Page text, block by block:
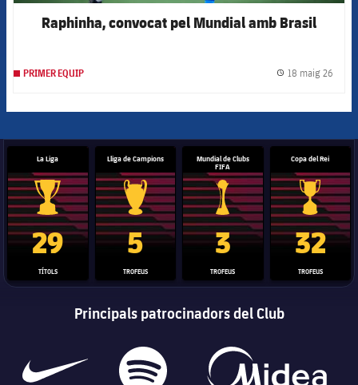
Raphinha, convocat pel Mundial amb Brasil
PRIMER EQUIP 18 maig 26
La Liga
Trofeu de la Liga
29
TÍTOLS
Lliga de Campions
Trofeu de la Lliga de Campions
5
TROFEUS
Mundial de Clubs
FIFA
Trofeu del Mundial de Clubs
3
TROFEUS
Copa del Rei
Copa del
32
TROFEUS
Principals patrocinadors del Club